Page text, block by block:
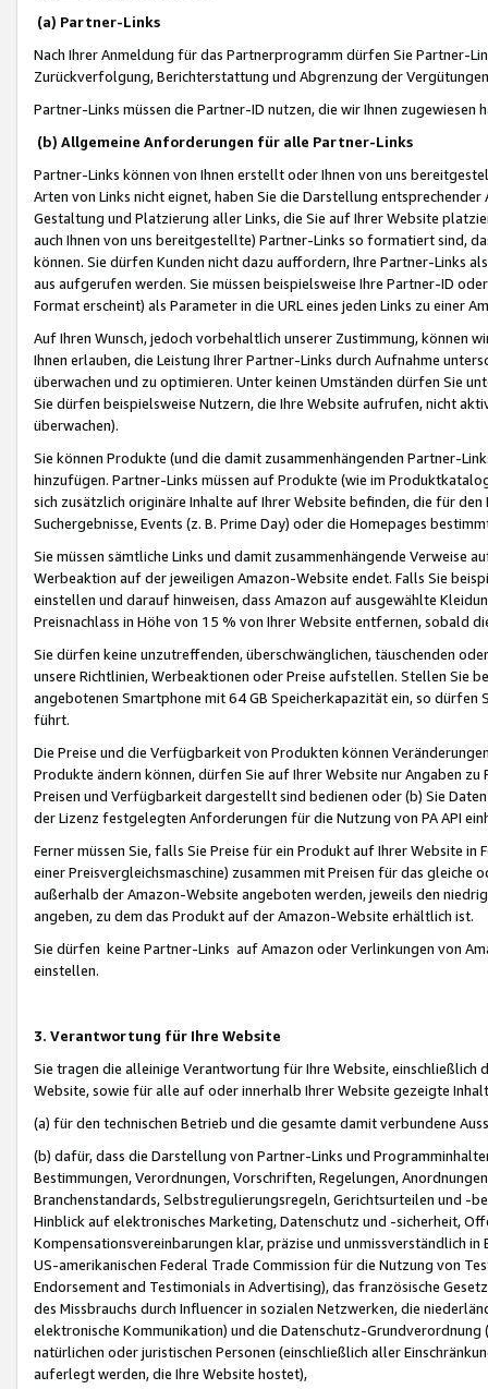
(a) Partner-Links
Nach Ihrer Anmeldung für das Partnerprogramm dürfen Sie Partner-
Zurückverfolgung, Berichterstattung und Abgrenzung der
Partner-Links müssen die Partner-ID nutzen, die wir Ihnen zugewiesen
(b) Allgemeine Anforderungen für alle Partner-Links
Partner-Links können von Ihnen erstellt oder Ihnen von uns
Arten von Links nicht eignet, haben Sie die Darstellung
Gestaltung und Platzierung aller Links, die Sie auf Ihrer Website
auch Ihnen von uns bereitgestellte) Partner-Links so formatiert sind,
können. Sie dürfen Kunden nicht dazu auffordern, Ihre Partner-Links
aus aufgerufen werden. Sie müssen beispielsweise Ihre Partner-ID
Format erscheint) als Parameter in die URL eines jeden Links zu einer
Auf Ihren Wunsch, jedoch vorbehaltlich unserer Zustimmung, können
Ihnen erlauben, die Leistung Ihrer Partner-Links durch Aufnahme
überwachen und zu optimieren. Unter keinen Umständen dürfen Sie
Sie dürfen beispielsweise Nutzern, die Ihre Website aufrufen, nicht
überwachen).
Sie können Produkte (und die damit zusammenhängenden Partner-
hinzufügen. Partner-Links müssen auf Produkte (wie im
sich zusätzlich originäre Inhalte auf Ihrer Website befinden, die für
Suchergebnisse, Events (z. B. Prime Day) oder die Homepages
Sie müssen sämtliche Links und damit zusammenhängende
Werbeaktion auf der jeweiligen Amazon-Website endet. Falls Sie
einstellen und darauf hinweisen, dass Amazon auf ausgewählte
Preisnachlass in Höhe von 15 % von Ihrer Website entfernen, sobald
Sie dürfen keine unzutreffenden, überschwänglichen, täuschenden
unsere Richtlinien, Werbeaktionen oder Preise aufstellen. Stellen Sie
angebotenen Smartphone mit 64 GB Speicherkapazität ein, so dürfen
führt.
Die Preise und die Verfügbarkeit von Produkten können
Produkte ändern können, dürfen Sie auf Ihrer Website nur Angaben
Preisen und Verfügbarkeit dargestellt sind bedienen oder (b) Sie
der Lizenz festgelegten Anforderungen für die Nutzung von PA API
Ferner müssen Sie, falls Sie Preise für ein Produkt auf Ihrer Website
einer Preisvergleichsmaschine) zusammen mit Preisen für das
außerhalb der Amazon-Website angeboten werden, jeweils den
angeben, zu dem das Produkt auf der Amazon-Website erhältlich ist.
Sie dürfen keine Partner-Links auf Amazon oder Verlinkungen von
einstellen.
3. Verantwortung für Ihre Website
Sie tragen die alleinige Verantwortung für Ihre Website,
Website, sowie für alle auf oder innerhalb Ihrer Website gezeigte
(a) für den technischen Betrieb und die gesamte damit verbundene
(b) dafür, dass die Darstellung von Partner-Links und
Bestimmungen, Verordnungen, Vorschriften, Regelungen,
Branchenstandards, Selbstregulierungsregeln, Gerichtsurteilen und -
Hinblick auf elektronisches Marketing, Datenschutz und -sicherheit,
Kompensationsvereinbarungen klar, präzise und unmissverständlich
US-amerikanischen Federal Trade Commission für die Nutzung von
Endorsement and Testimonials in Advertising), das französische
des Missbrauchs durch Influencer in sozialen Netzwerken, die
elektronische Kommunikation) und die Datenschutz-
natürlichen oder juristischen Personen (einschließlich aller
auferlegt werden, die Ihre Website hostet),